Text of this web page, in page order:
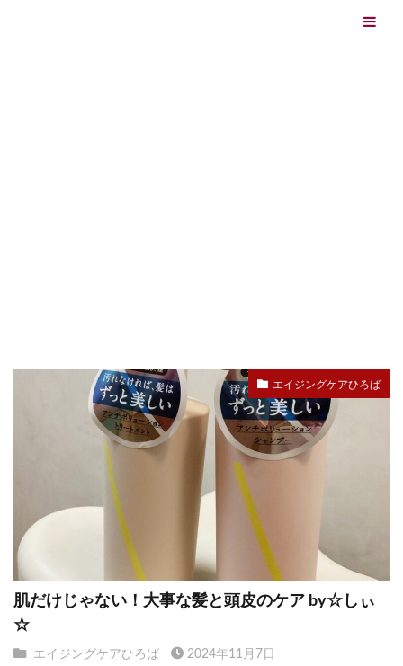
エイジングケアひろば
肌だけじゃない！大事な髪と頭皮のケア by☆しぃ
☆
エイジングケアひろば 2024年11月7日